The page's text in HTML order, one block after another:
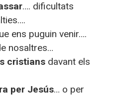
…. dificultats
ens puguin venir….
nosaltres…
cristians davant els
per Jesús… o per